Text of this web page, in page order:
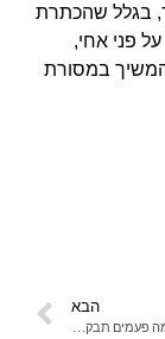
בגלל שהכתרת
פני אחי,
במסורת
הבא
לפרשת "וארא": כמה פעמים תבקש לפני שתתייאש?